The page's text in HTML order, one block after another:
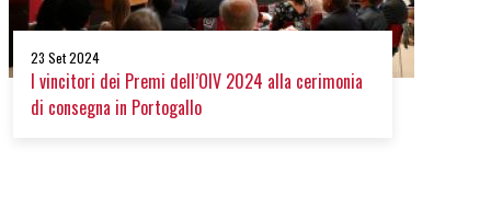
23 Set 2024
I vincitori dei Premi dell’OIV 2024 alla cerimonia
di consegna in Portogallo